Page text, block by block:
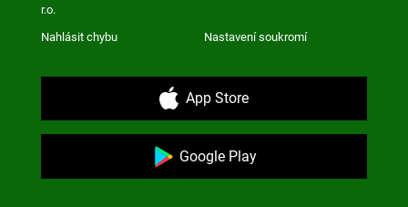
r.o.
Nahlásit chybu Nastavení soukromí
App Store
Google Play